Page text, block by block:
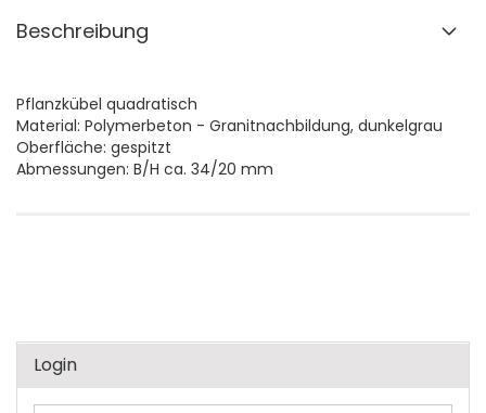
Beschreibung
Pflanzkübel quadratisch
Material: Polymerbeton - Granitnachbildung, dunkelgrau
Oberfläche: gespitzt
Abmessungen: B/H ca. 34/20 mm
Login